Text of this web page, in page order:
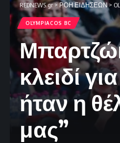
REDNEWS.gr>ΡΟΗ ΕΙΔΗΣΕΩΝ>
OLYMPIACOS BC
κλειδί
ήταν η
μας”